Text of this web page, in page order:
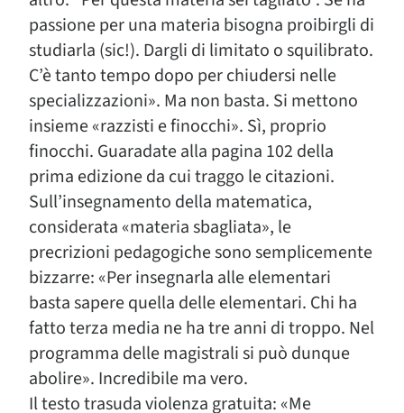
passione per una materia bisogna proibirgli di
studiarla (sic!). Dargli di limitato o squilibrato.
C’è tanto tempo dopo per chiudersi nelle
specializzazioni». Ma non basta. Si mettono
insieme «razzisti e finocchi». Sì, proprio
finocchi. Guaradate alla pagina 102 della
prima edizione da cui traggo le citazioni.
Sull’insegnamento della matematica,
considerata «materia sbagliata», le
precrizioni pedagogiche sono semplicemente
bizzarre: «Per insegnarla alle elementari
basta sapere quella delle elementari. Chi ha
fatto terza media ne ha tre anni di troppo. Nel
programma delle magistrali si può dunque
abolire». Incredibile ma vero.
Il testo trasuda violenza gratuita: «Me